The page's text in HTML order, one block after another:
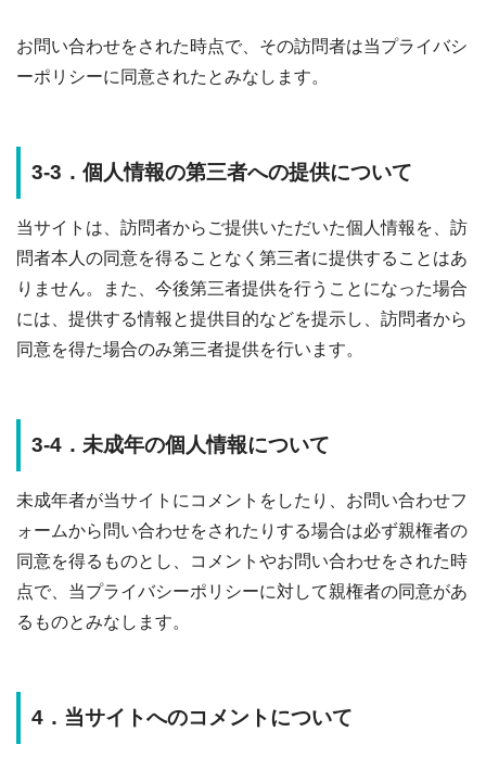
お問い合わせをされた時点で、その訪問者は当プライバシ
ーポリシーに同意されたとみなします。
3-3．個人情報の第三者への提供について
当サイトは、訪問者からご提供いただいた個人情報を、訪
問者本人の同意を得ることなく第三者に提供することはあ
りません。また、今後第三者提供を行うことになった場合
には、提供する情報と提供目的などを提示し、訪問者から
同意を得た場合のみ第三者提供を行います。
3-4．未成年の個人情報について
未成年者が当サイトにコメントをしたり、お問い合わせフ
ォームから問い合わせをされたりする場合は必ず親権者の
同意を得るものとし、コメントやお問い合わせをされた時
点で、当プライバシーポリシーに対して親権者の同意があ
るものとみなします。
4．当サイトへのコメントについて